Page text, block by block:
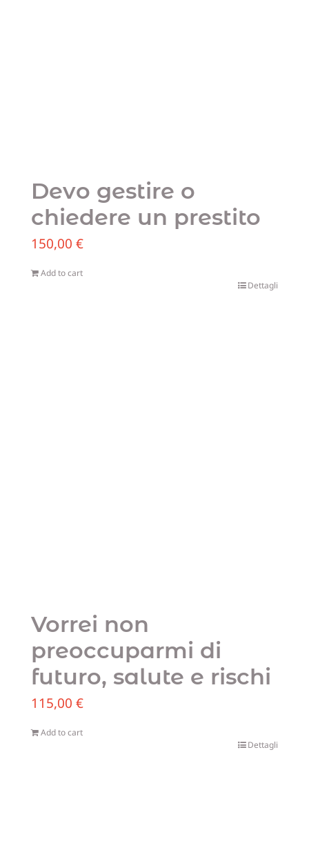
Devo gestire o
chiedere un prestito
150,00 €
Add to cart
Dettagli
Vorrei non
preoccuparmi di
futuro, salute e rischi
115,00 €
Add to cart
Dettagli